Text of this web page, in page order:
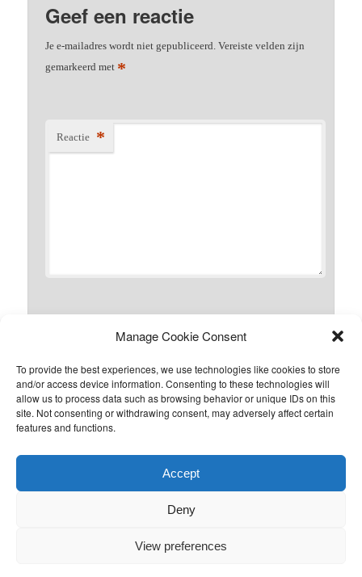
Manage Cookie Consent
To provide the best experiences, we use technologies like cookies to store
and/or access device information. Consenting to these technologies will
allow us to process data such as browsing behavior or unique IDs on this
site. Not consenting or withdrawing consent, may adversely affect certain
features and functions.
Accept
Deny
View preferences
Geef een reactie
Je e-mailadres wordt niet gepubliceerd. Vereiste velden zijn
gemarkeerd met *
Reactie *
E-mail *
Site